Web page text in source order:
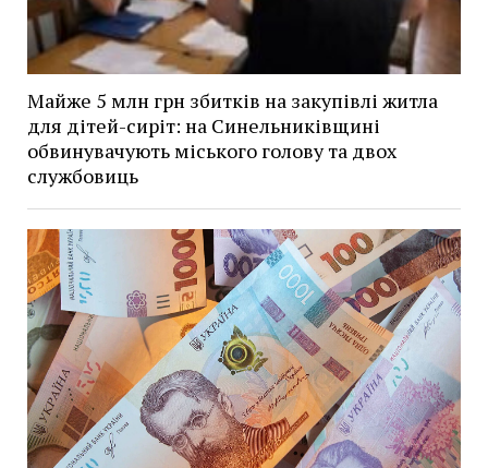
Майже 5 млн грн збитків на закупівлі житла
для дітей-сиріт: на Синельниківщині
обвинувачують міського голову та двох
службовиць